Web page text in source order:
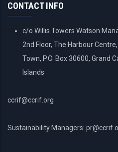
CONTACT INFO
c/o Willis Towers Watson
2nd Floor, The Harbour
Town, P.O. Box 30600, Grand
Islands
ccrif@ccrif.org
Sustainability Managers: